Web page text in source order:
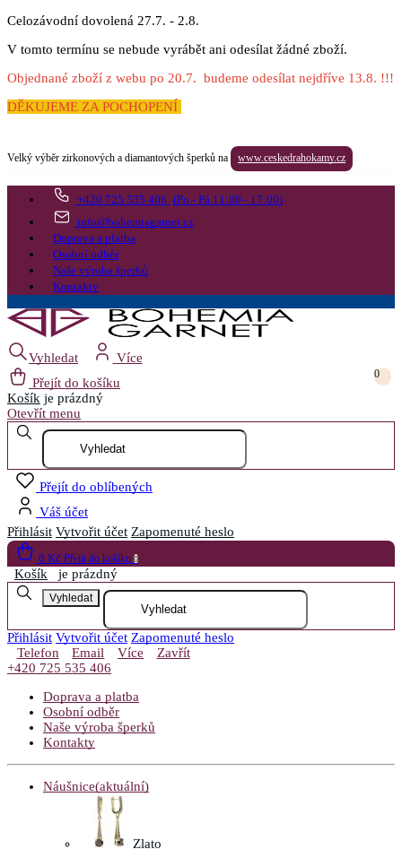
Celozávodní dovolená 27.7. - 2.8.
V tomto termínu se nebude vyrábět ani odesílat žádné zboží.
Objednané zboží z webu po 20.7. budeme odesílat nejdříve 13.8. !!!
DĚKUJEME ZA POCHOPENÍ
Velký výběr zirkonových a diamantových šperků na www.ceskedrahokamy.cz
+420 725 535 406 (Po - Pá 11:00 - 17:00)
info@bohemiagarnet.cz
Doprava a platba
Osobní odběr
Naše výroba šperků
Kontakty
Vyhledat
Více
Přejít do košíku
0
Košík je prázdný
Otevřít menu
Přejít do oblíbených
Váš účet
Přihlásit Vytvořit účet Zapomenuté heslo
0 Kč Přejít do košíku 0
Košík je prázdný
Vyhledat
Přihlásit Vytvořit účet Zapomenuté heslo
Telefon
Email Více
Zavřít
+420 725 535 406
Doprava a platba
Osobní odběr
Naše výroba šperků
Kontakty
Náušnice(aktuální)
Zlato